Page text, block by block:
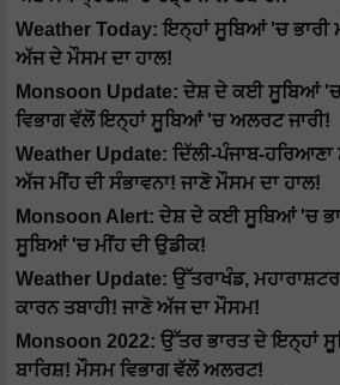
Weather Today: ਇਨ੍ਹਾਂ ਸੂਬਿਆਂ 'ਚ ਭਾਰੀ
ਅੱਜ ਦੇ ਮੌਸਮ ਦਾ ਹਾਲ!
Monsoon Update: ਦੇਸ਼ ਦੇ ਕਈ ਸੂਬਿਆਂ 'ਚ
ਵਿਭਾਗ ਵੱਲੋਂ ਇਨ੍ਹਾਂ ਸੂਬਿਆਂ 'ਚ ਅਲਰਟ ਜਾਰੀ!
Weather Update: ਦਿੱਲੀ-ਪੰਜਾਬ-
ਅੱਜ ਮੀਂਹ ਦੀ ਸੰਭਾਵਨਾ! ਜਾਣੋ ਮੌਸਮ ਦਾ ਹਾਲ!
Monsoon Alert: ਦੇਸ਼ ਦੇ ਕਈ ਸੂਬਿਆਂ 'ਚ
ਸੂਬਿਆਂ 'ਚ ਮੀਂਹ ਦੀ ਉਡੀਕ!
Weather Update: ਉੱਤਰਾਖੰਡ,
ਕਾਰਨ ਤਬਾਹੀ! ਜਾਣੋ ਅੱਜ ਦਾ ਮੌਸਮ!
Monsoon 2022: ਉੱਤਰ ਭਾਰਤ ਦੇ ਇਨ੍ਹਾਂ
ਬਾਰਿਸ਼! ਮੌਸਮ ਵਿਭਾਗ ਵੱਲੋਂ ਅਲਰਟ!